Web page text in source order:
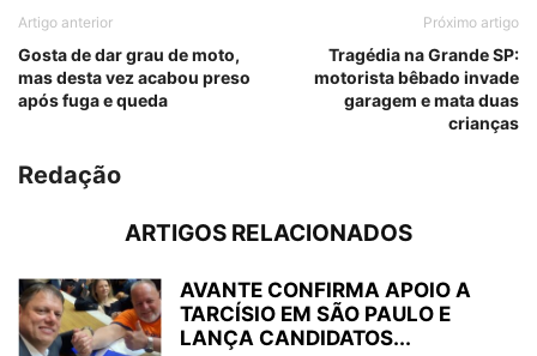
Artigo anterior
Gosta de dar grau de moto,
mas desta vez acabou preso
após fuga e queda
Próximo artigo
Tragédia na Grande SP:
motorista bêbado invade
garagem e mata duas
crianças
Redação
ARTIGOS RELACIONADOS
AVANTE CONFIRMA APOIO A
TARCÍSIO EM SÃO PAULO E
LANÇA CANDIDATOS...